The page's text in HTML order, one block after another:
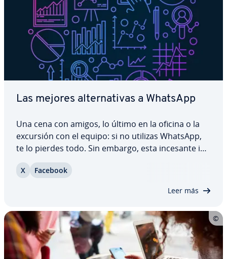
Las mejores al­te­r­na­ti­vas a WhatsApp
Una cena con amigos, lo último en la oficina o la
excursión con el equipo: si no utilizas WhatsApp,
te lo pierdes todo. Sin embargo, esta incesante in­
tes. En pa­r­ti­cu­lar, desde que WhatsApp comparte
X Facebook
Leer más